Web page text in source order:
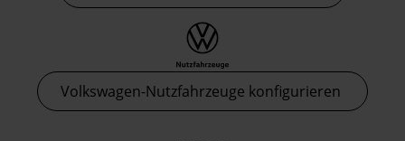
Volkswagen-Nutzfahrzeuge konfigurieren